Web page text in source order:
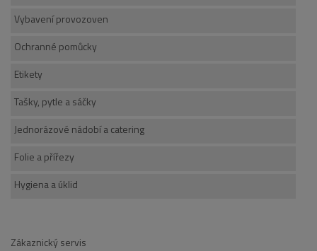
Vybavení provozoven
Ochranné pomůcky
Etikety
Tašky, pytle a sáčky
Jednorázové nádobí a catering
Folie a přířezy
Hygiena a úklid
Zákaznický servis